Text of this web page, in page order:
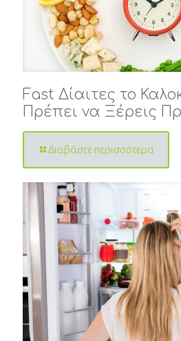
Fast Δίαιτες το
Πρέπει να Ξέρεις
Διαβάστε περισσότερα